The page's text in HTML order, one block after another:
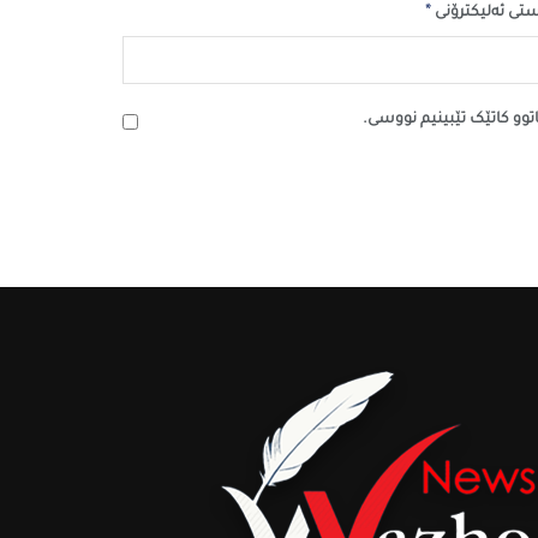
ئەلیکترۆنی *
کاتێک تێبینیم نووسی.